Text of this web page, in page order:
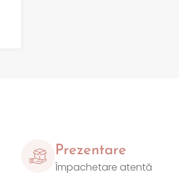
Prezentare
Împachetare atentă